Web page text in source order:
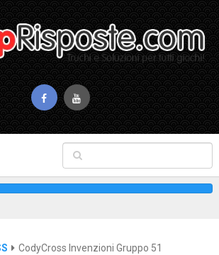
CodyCross Invenzioni Gruppo 51